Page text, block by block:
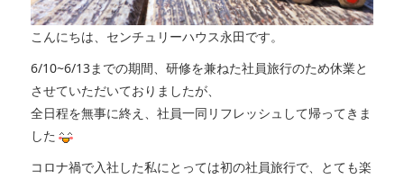
こんにちは、センチュリーハウス永田です。
6/10~6/13までの期間、研修を兼ねた社員旅行のため休業と
させていただいておりましたが、
全日程を無事に終え、社員一同リフレッシュして帰ってきま
した
コロナ禍で入社した私にとっては初の社員旅行で、とても楽